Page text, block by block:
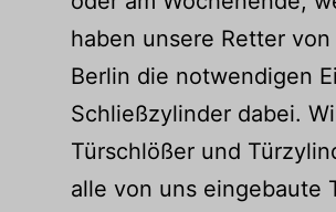
haben unsere Retter
Berlin die notwendigen
Schließzylinder dabei.
Türschlößer und
alle von uns eingebaute